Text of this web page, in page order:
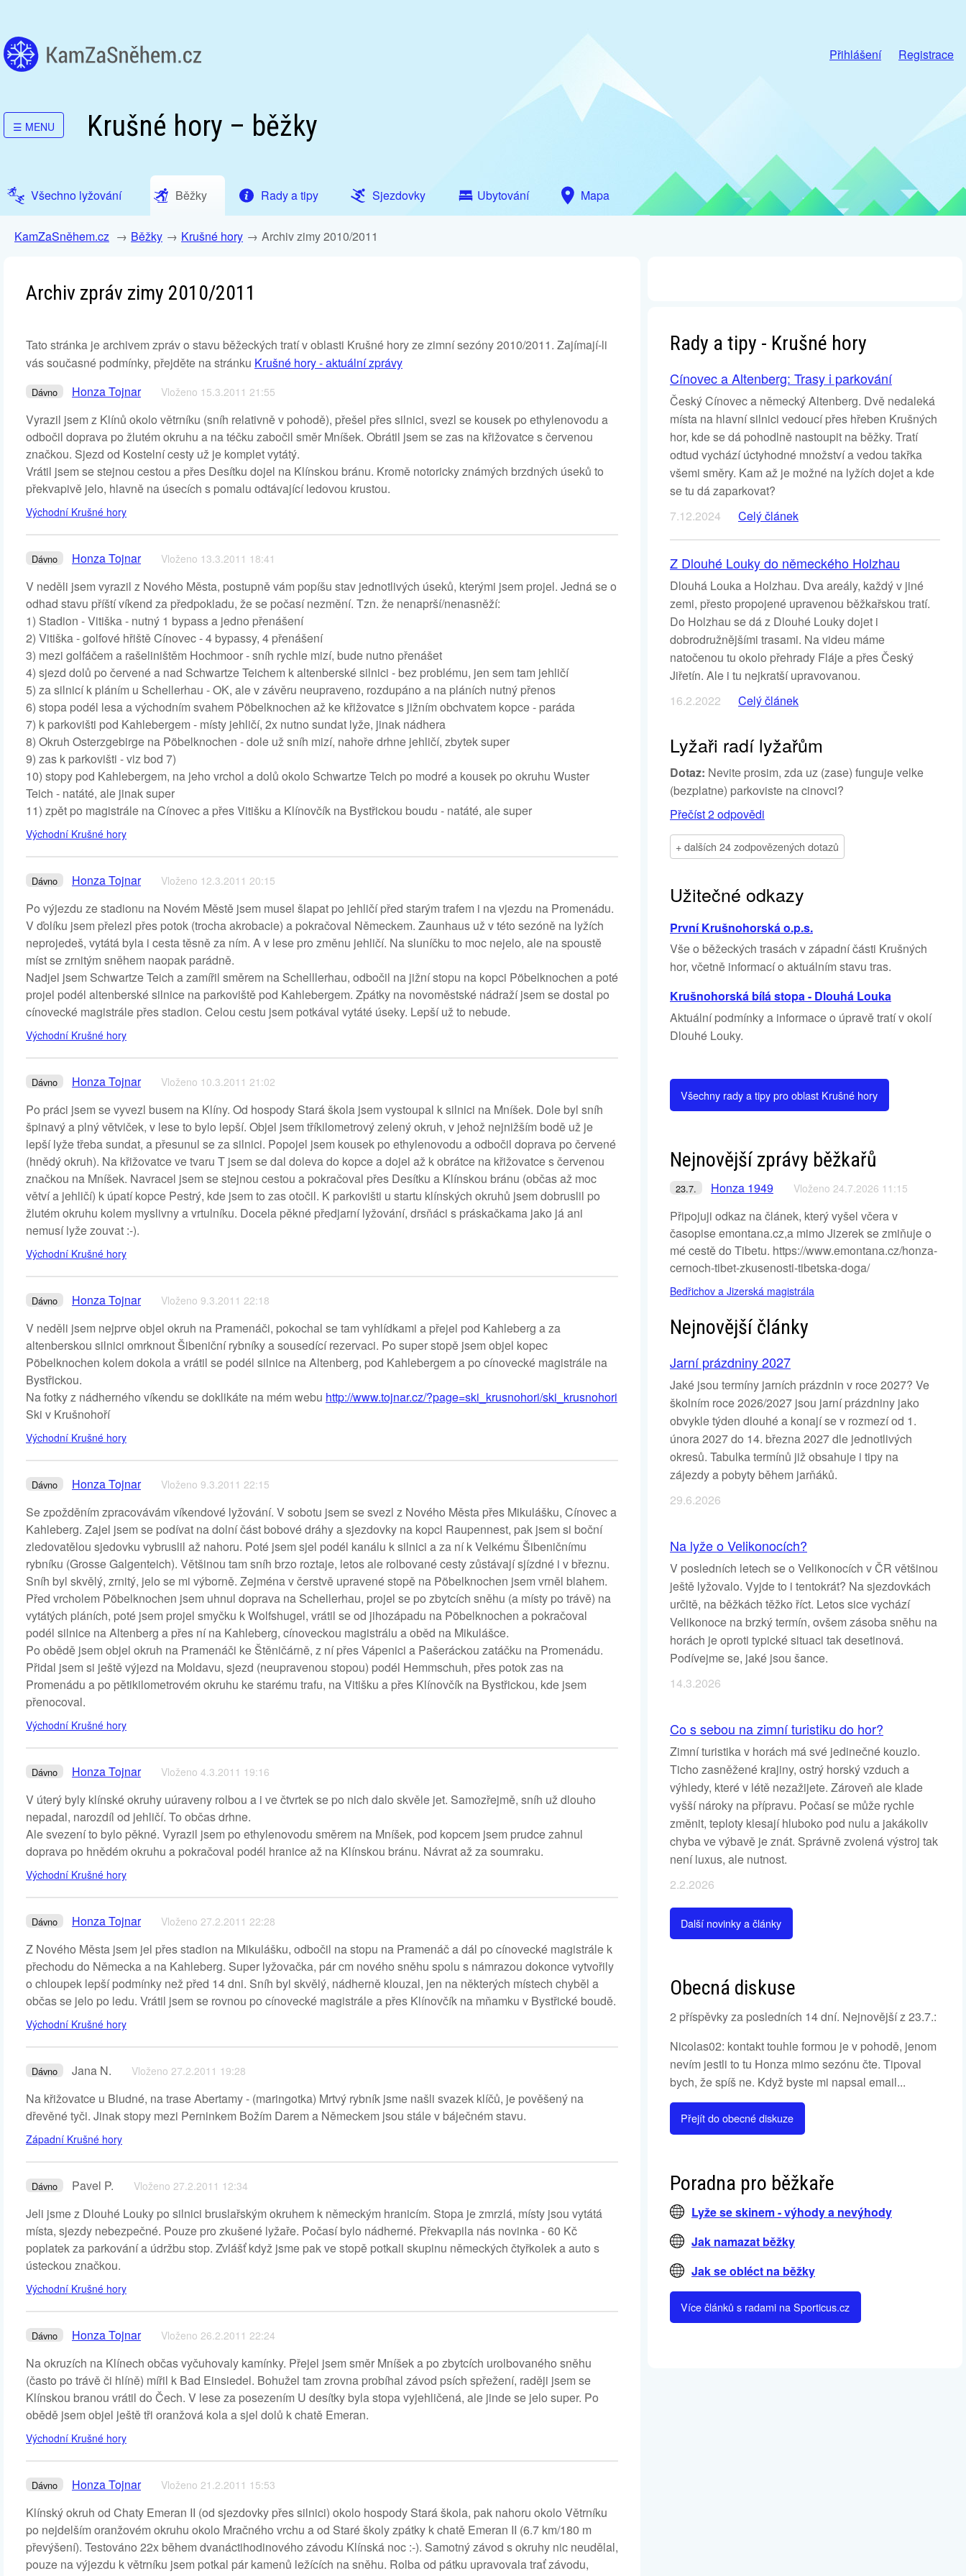
Přihlášení Registrace
☰ MENU Krušné hory – běžky
Všechno lyžování Běžky Rady a tipy Sjezdovky Ubytování Mapa
KamZaSněhem.cz Běžky Krušné hory Archiv zimy 2010/2011
Archiv zpráv zimy 2010/2011
Tato stránka je archivem zpráv o stavu běžeckých tratí v oblasti Krušné hory ze zimní sezóny 2010/2011. Zajímají-li
vás současné podmínky, přejděte na stránku Krušné hory - aktuální zprávy
Dávno Honza Tojnar Vloženo 15.3.2011 21:55
Vyrazil jsem z Klínů okolo větrníku (sníh relativně v pohodě), přešel přes silnici, svezl se kousek po ethylenovodu a
odbočil doprava po žlutém okruhu a na téčku zabočil směr Mníšek. Obrátil jsem se zas na křižovatce s červenou
značkou. Sjezd od Kostelní cesty už je komplet vytátý.
Vrátil jsem se stejnou cestou a přes Desítku dojel na Klínskou bránu. Kromě notoricky známých brzdných úseků to
překvapivě jelo, hlavně na úsecích s pomalu odtávající ledovou krustou.
Východní Krušné hory
Dávno Honza Tojnar Vloženo 13.3.2011 18:41
V neděli jsem vyrazil z Nového Města, postupně vám popíšu stav jednotlivých úseků, kterými jsem projel. Jedná se o
odhad stavu příští víkend za předpokladu, že se počasí nezmění. Tzn. že nenaprší/nenasněží:
1) Stadion - Vitiška - nutný 1 bypass a jedno přenášení
2) Vitiška - golfové hřiště Cínovec - 4 bypassy, 4 přenášení
3) mezi golfáčem a rašeliništěm Hochmoor - sníh rychle mizí, bude nutno přenášet
4) sjezd dolů po červené a nad Schwartze Teichem k altenberské silnici - bez problému, jen sem tam jehličí
5) za silnicí k pláním u Schellerhau - OK, ale v závěru neupraveno, rozdupáno a na pláních nutný přenos
6) stopa podél lesa a východním svahem Pöbelknochen až ke křižovatce s jižním obchvatem kopce - paráda
7) k parkovišti pod Kahlebergem - místy jehličí, 2x nutno sundat lyže, jinak nádhera
8) Okruh Osterzgebirge na Pöbelknochen - dole už sníh mizí, nahoře drhne jehličí, zbytek super
9) zas k parkovišti - viz bod 7)
10) stopy pod Kahlebergem, na jeho vrchol a dolů okolo Schwartze Teich po modré a kousek po okruhu Wuster
Teich - natáté, ale jinak super
11) zpět po magistrále na Cínovec a přes Vitišku a Klínovčík na Bystřickou boudu - natáté, ale super
Východní Krušné hory
Dávno Honza Tojnar Vloženo 12.3.2011 20:15
Po výjezdu ze stadionu na Novém Městě jsem musel šlapat po jehličí před starým trafem i na vjezdu na Promenádu.
V ďolíku jsem přelezl přes potok (trocha akrobacie) a pokračoval Německem. Zaunhaus už v této sezóně na lyžích
neprojedeš, vytátá byla i cesta těsně za ním. A v lese pro změnu jehličí. Na sluníčku to moc nejelo, ale na spoustě
míst se zrnitým sněhem naopak parádně.
Nadjel jsem Schwartze Teich a zamířil směrem na Schelllerhau, odbočil na jižní stopu na kopci Pöbelknochen a poté
projel podél altenberské silnice na parkoviště pod Kahlebergem. Zpátky na novoměstské nádraží jsem se dostal po
cínovecké magistrále přes stadion. Celou cestu jsem potkával vytáté úseky. Lepší už to nebude.
Východní Krušné hory
Dávno Honza Tojnar Vloženo 10.3.2011 21:02
Po práci jsem se vyvezl busem na Klíny. Od hospody Stará škola jsem vystoupal k silnici na Mníšek. Dole byl sníh
špinavý a plný větviček, v lese to bylo lepší. Objel jsem tříkilometrový zelený okruh, v jehož nejnižším bodě už je
lepší lyže třeba sundat, a přesunul se za silnici. Popojel jsem kousek po ethylenovodu a odbočil doprava po červené
(hnědý okruh). Na křižovatce ve tvaru T jsem se dal doleva do kopce a dojel až k obrátce na křižovatce s červenou
značkou na Mníšek. Navracel jsem se stejnou cestou a pokračoval přes Desítku a Klínskou bránu (občas až moc
větví a jehličí) k úpatí kopce Pestrý, kde jsem to zas otočil. K parkovišti u startu klínských okruhů jsem dobruslil po
žlutém okruhu kolem myslivny a vrtulníku. Docela pěkné předjarní lyžování, drsňáci s práskačkama jako já ani
nemusí lyže zouvat :-).
Východní Krušné hory
Dávno Honza Tojnar Vloženo 9.3.2011 22:18
V neděli jsem nejprve objel okruh na Pramenáči, pokochal se tam vyhlídkami a přejel pod Kahleberg a za
altenberskou silnici omrknout Šibeniční rybníky a sousedící rezervaci. Po super stopě jsem objel kopec
Pöbelknochen kolem dokola a vrátil se podél silnice na Altenberg, pod Kahlebergem a po cínovecké magistrále na
Bystřickou.
Na fotky z nádherného víkendu se doklikáte na mém webu http://www.tojnar.cz/?page=ski_krusnohori/ski_krusnohori
Ski v Krušnohoří
Východní Krušné hory
Dávno Honza Tojnar Vloženo 9.3.2011 22:15
Se zpožděním zpracovávám víkendové lyžování. V sobotu jsem se svezl z Nového Města přes Mikulášku, Cínovec a
Kahleberg. Zajel jsem se podívat na dolní část bobové dráhy a sjezdovky na kopci Raupennest, pak jsem si boční
zledovatělou sjedovku vybruslil až nahoru. Poté jsem sjel podél kanálu k silnici a za ní k Velkému Šibeničnímu
rybníku (Grosse Galgenteich). Většinou tam sníh brzo roztaje, letos ale rolbované cesty zůstávají sjízdné i v březnu.
Sníh byl skvělý, zrnitý, jelo se mi výborně. Zejména v čerstvě upravené stopě na Pöbelknochen jsem vrněl blahem.
Před vrcholem Pöbelknochen jsem uhnul doprava na Schellerhau, projel se po zbytcích sněhu (a místy po trávě) na
vytátých pláních, poté jsem projel smyčku k Wolfshugel, vrátil se od jihozápadu na Pöbelknochen a pokračoval
podél silnice na Altenberg a přes ní na Kahleberg, cínoveckou magistrálu a oběd na Mikulášce.
Po obědě jsem objel okruh na Pramenáči ke Štěničárně, z ní přes Vápenici a Pašeráckou zatáčku na Promenádu.
Přidal jsem si ještě výjezd na Moldavu, sjezd (neupravenou stopou) podél Hemmschuh, přes potok zas na
Promenádu a po pětikilometrovém okruhu ke starému trafu, na Vitišku a přes Klínovčík na Bystřickou, kde jsem
přenocoval.
Východní Krušné hory
Dávno Honza Tojnar Vloženo 4.3.2011 19:16
V úterý byly klínské okruhy uúraveny rolbou a i ve čtvrtek se po nich dalo skvěle jet. Samozřejmě, sníh už dlouho
nepadal, narozdíl od jehličí. To občas drhne.
Ale svezení to bylo pěkné. Vyrazil jsem po ethylenovodu směrem na Mníšek, pod kopcem jsem prudce zahnul
doprava po hnědém okruhu a pokračoval podél hranice až na Klínskou bránu. Návrat až za soumraku.
Východní Krušné hory
Dávno Honza Tojnar Vloženo 27.2.2011 22:28
Z Nového Města jsem jel přes stadion na Mikulášku, odbočil na stopu na Pramenáč a dál po cínovecké magistrále k
přechodu do Německa a na Kahleberg. Super lyžovačka, pár cm nového sněhu spolu s námrazou dokonce vytvořily
o chloupek lepší podmínky než před 14 dni. Sníh byl skvělý, nádherně klouzal, jen na některých místech chyběl a
občas se jelo po ledu. Vrátil jsem se rovnou po cínovecké magistrále a přes Klínovčík na mňamku v Bystřické boudě.
Východní Krušné hory
Dávno Jana N. Vloženo 27.2.2011 19:28
Na křižovatce u Bludné, na trase Abertamy - (maringotka) Mrtvý rybník jsme našli svazek klíčů, je pověšený na
dřevěné tyči. Jinak stopy mezi Perninkem Božím Darem a Německem jsou stále v báječném stavu.
Západní Krušné hory
Dávno Pavel P. Vloženo 27.2.2011 12:34
Jeli jsme z Dlouhé Louky po silnici bruslařským okruhem k německým hranicím. Stopa je zmrzlá, místy jsou vytátá
místa, sjezdy nebezpečné. Pouze pro zkušené lyžaře. Počasí bylo nádherné. Překvapila nás novinka - 60 Kč
poplatek za parkování a údržbu stop. Zvlášť když jsme pak ve stopě potkali skupinu německých čtyřkolek a auto s
ústeckou značkou.
Východní Krušné hory
Dávno Honza Tojnar Vloženo 26.2.2011 22:24
Na okruzích na Klínech občas vyčuhovaly kamínky. Přejel jsem směr Mníšek a po zbytcích urolbovaného sněhu
(často po trávě či hlíně) mířil k Bad Einsiedel. Bohužel tam zrovna probíhal závod psích spřežení, raději jsem se
Klínskou branou vrátil do Čech. V lese za posezením U desítky byla stopa vyjehličená, ale jinde se jelo super. Po
obědě jsem objel ještě tři oranžová kola a sjel dolů k chatě Emeran.
Východní Krušné hory
Dávno Honza Tojnar Vloženo 21.2.2011 15:53
Klínský okruh od Chaty Emeran II (od sjezdovky přes silnici) okolo hospody Stará škola, pak nahoru okolo Větrníku
po nejdelším oranžovém okruhu okolo Mračného vrchu a od Staré školy zpátky k chatě Emeran II (6.7 km/180 m
převýšení). Testováno 22x během dvanáctihodinového závodu Klínská noc :-). Samotný závod s okruhy nic neudělal,
pouze na výjezdu k větrníku jsem potkal pár kamenů ležících na sněhu. Rolba od pátku upravovala trať závodu,
Rady a tipy - Krušné hory
Cínovec a Altenberg: Trasy i parkování
Český Cínovec a německý Altenberg. Dvě nedaleká
místa na hlavní silnici vedoucí přes hřeben Krušných
hor, kde se dá pohodlně nastoupit na běžky. Tratí
odtud vychází úctyhodné množství a vedou takřka
všemi směry. Kam až je možné na lyžích dojet a kde
se tu dá zaparkovat?
7.12.2024
Celý článek
Z Dlouhé Louky do německého Holzhau
Dlouhá Louka a Holzhau. Dva areály, každý v jiné
zemi, přesto propojené upravenou běžkařskou tratí.
Do Holzhau se dá z Dlouhé Louky dojet i
dobrodružnějšími trasami. Na videu máme
natočenou tu okolo přehrady Fláje a přes Český
Jiřetín. Ale i tu nejkratší upravovanou.
16.2.2022
Celý článek
Lyžaři radí lyžařům
Dotaz: Nevite prosim, zda uz (zase) funguje velke
(bezplatne) parkoviste na cinovci?
Přečíst 2 odpovědi
+ dalších 24 zodpovězených dotazů
Užitečné odkazy
První Krušnohorská o.p.s.
Vše o běžeckých trasách v západní části Krušných
hor, včetně informací o aktuálním stavu tras.
Krušnohorská bílá stopa - Dlouhá Louka
Aktuální podmínky a informace o úpravě tratí v okolí
Dlouhé Louky.
Všechny rady a tipy pro oblast Krušné hory
Nejnovější zprávy běžkařů
23.7. Honza 1949 Vloženo 24.7.2026 11:15
Připojuji odkaz na článek, který vyšel včera v
časopise emontana.cz,a mimo Jizerek se zmiňuje o
mé cestě do Tibetu. https://www.emontana.cz/honza-
cernoch-tibet-zkusenosti-tibetska-doga/
Bedřichov a Jizerská magistrála
Nejnovější články
Jarní prázdniny 2027
Jaké jsou termíny jarních prázdnin v roce 2027? Ve
školním roce 2026/2027 jsou jarní prázdniny jako
obvykle týden dlouhé a konají se v rozmezí od 1.
února 2027 do 14. března 2027 dle jednotlivých
okresů. Tabulka termínů již obsahuje i tipy na
zájezdy a pobyty během jarňáků.
29.6.2026
Na lyže o Velikonocích?
V posledních letech se o Velikonocích v ČR většinou
ještě lyžovalo. Vyjde to i tentokrát? Na sjezdovkách
určitě, na běžkách těžko říct. Letos sice vychází
Velikonoce na brzký termín, ovšem zásoba sněhu na
horách je oproti typické situaci tak desetinová.
Podívejme se, jaké jsou šance.
14.3.2026
Co s sebou na zimní turistiku do hor?
Zimní turistika v horách má své jedinečné kouzlo.
Ticho zasněžené krajiny, ostrý horský vzduch a
výhledy, které v létě nezažijete. Zároveň ale klade
vyšší nároky na přípravu. Počasí se může rychle
změnit, teploty klesají hluboko pod nulu a jakákoliv
chyba ve výbavě je znát. Správně zvolená výstroj tak
není luxus, ale nutnost.
2.2.2026
Další novinky a články
Obecná diskuse
2 příspěvky za posledních 14 dní. Nejnovější z 23.7.:
Nicolas02: kontakt touhle formou je v pohodě, jenom
nevím jestli to tu Honza mimo sezónu čte. Tipoval
bych, že spíš ne. Když byste mi napsal email...
Přejít do obecné diskuze
Poradna pro běžkaře
Lyže se skinem - výhody a nevýhody
Jak namazat běžky
Jak se obléct na běžky
Více článků s radami na Sporticus.cz